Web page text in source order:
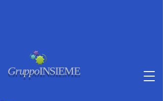
GruppoINSIEME